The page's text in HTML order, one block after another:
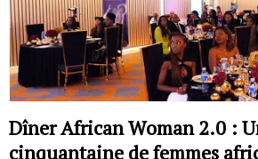
Dîner African Woman 2.0 :
cinquantaine de femmes